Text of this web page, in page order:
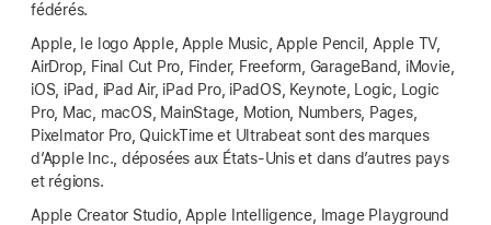
fédérés.
Apple, le logo Apple, Apple Music, Apple Pencil, Apple TV,
AirDrop, Final Cut Pro, Finder, Freeform, GarageBand, iMovie,
iOS, iPad, iPad Air, iPad Pro, iPadOS, Keynote, Logic, Logic
Pro, Mac, macOS, MainStage, Motion, Numbers, Pages,
Pixelmator Pro, QuickTime et Ultrabeat sont des marques
d’Apple Inc., déposées aux États-Unis et dans d’autres pays
et régions.
Apple Creator Studio, Apple Intelligence, Image Playground